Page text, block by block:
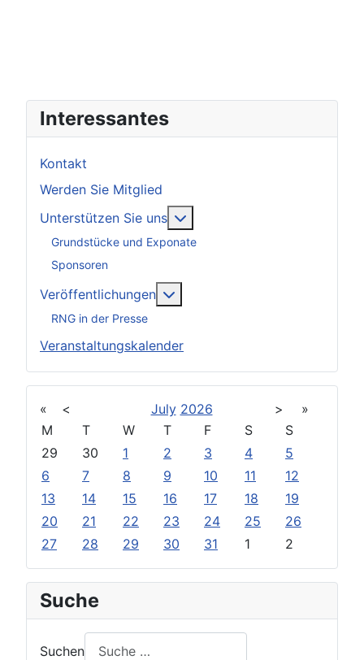
Interessantes
Kontakt
Werden Sie Mitglied
Unterstützen Sie uns
Grundstücke und Exponate
Sponsoren
Veröffentlichungen
RNG in der Presse
Veranstaltungskalender
« < July 2026 >
»
M
T W T F S
S
29
30 1 2 3 4
5
6
7 8 9 10 11
12
13
14 15 16 17 18
19
20
21 22 23 24 25
26
27
28 29 30 31 1 2
Suche
Suchen